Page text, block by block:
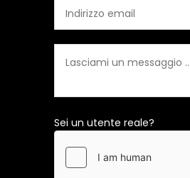
Sei un utente reale?